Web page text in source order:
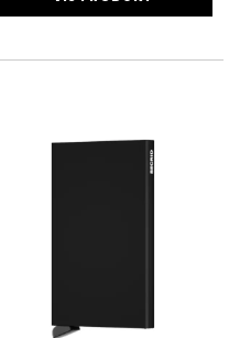
Mulighederne